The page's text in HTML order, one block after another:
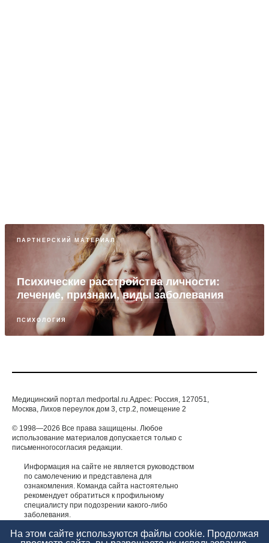
ПАРТНЕРСКИЙ МАТЕРИАЛ
Психические расстройства личности:
лечение, признаки, виды заболевания
ПСИХОЛОГИЯ
Медицинский портал medportal.ru.Адрес: Россия, 127051,
Москва, Лихов переулок дом 3, стр.2, помещение 2
© 1998—2026 Все права защищены. Любое
использование материалов допускается только с
письменногосогласия редакции.
Информация на сайте не является руководством
по самолечению и представлена для
ознакомления. Команда сайта настоятельно
рекомендует обратиться к профильному
специалисту при подозрении какого-либо
заболевания.
КОНСУЛЬТАЦИЯ СПЕЦИАЛИСТА.
На этом сайте используются файлы cookie. Продолжая